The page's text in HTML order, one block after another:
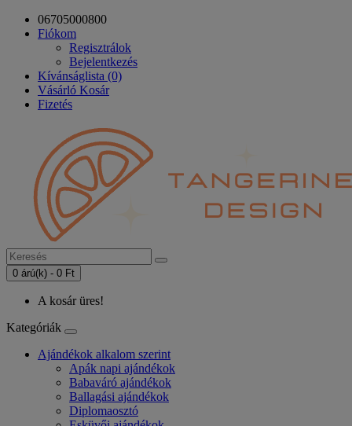
06705000800
Fiókom
Regisztrálok
Bejelentkezés
Kívánságlista (0)
Vásárló Kosár
Fizetés
0 árú(k) - 0 Ft
A kosár üres!
Kategóriák
Ajándékok alkalom szerint
Apák napi ajándékok
Babaváró ajándékok
Ballagási ajándékok
Diplomaosztó